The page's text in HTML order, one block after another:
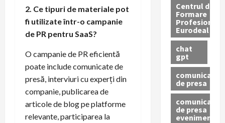
2. Ce tipuri de materiale pot
fi utilizate într-o campanie
de PR pentru SaaS?
O campanie de PR eficientă
poate include comunicate de
presă, interviuri cu experți din
companie, publicarea de
articole de blog pe platforme
relevante, participarea la
Centrul de
Formare
Profesionala
Eurodeal
chat
gpt
comunicat
de presa
comunicat
de presa
eveniment